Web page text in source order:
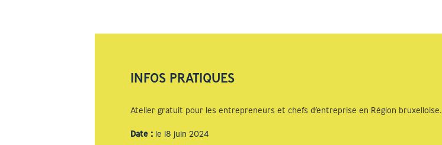
INFOS PRATIQUES
Atelier gratuit pour les entrepreneurs et chefs d’entreprise en Région bruxelloise.
Date : le 18 juin 2024